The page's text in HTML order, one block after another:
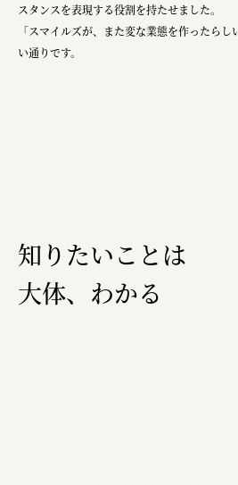
スタンスを表現する役割を持たせました。
「スマイルズが、また変な業態を作ったら
い通りです。
知りたいことは
大体、わかる